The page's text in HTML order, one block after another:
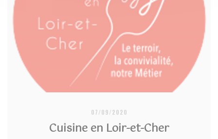
07/09/2020
Cuisine en Loir-et-Cher